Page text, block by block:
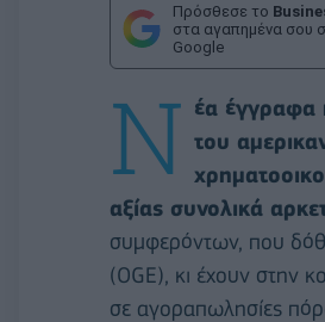
Πρόσθεσε το
στα αγαπημένα σου
Google
Ν έα έγγραφα
του
αξίας συνολικά
συμφερόντων, που
(OGE), κι έχουν στην
σε αγοραπωλησίες